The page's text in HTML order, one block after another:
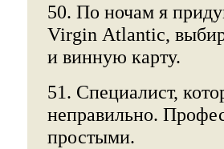
50. По ночам я
Virgin Atlantic,
и винную карту.
51. Специалист,
неправильно.
простыми.